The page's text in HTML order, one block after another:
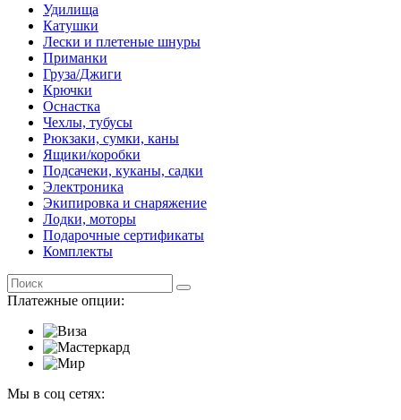
Удилища
Катушки
Лески и плетеные шнуры
Приманки
Груза/Джиги
Крючки
Оснастка
Чехлы, тубусы
Рюкзаки, сумки, каны
Ящики/коробки
Подсачеки, куканы, садки
Электроника
Экипировка и снаряжение
Лодки, моторы
Подарочные сертификаты
Комплекты
Платежные опции:
Мы в соц сетях: